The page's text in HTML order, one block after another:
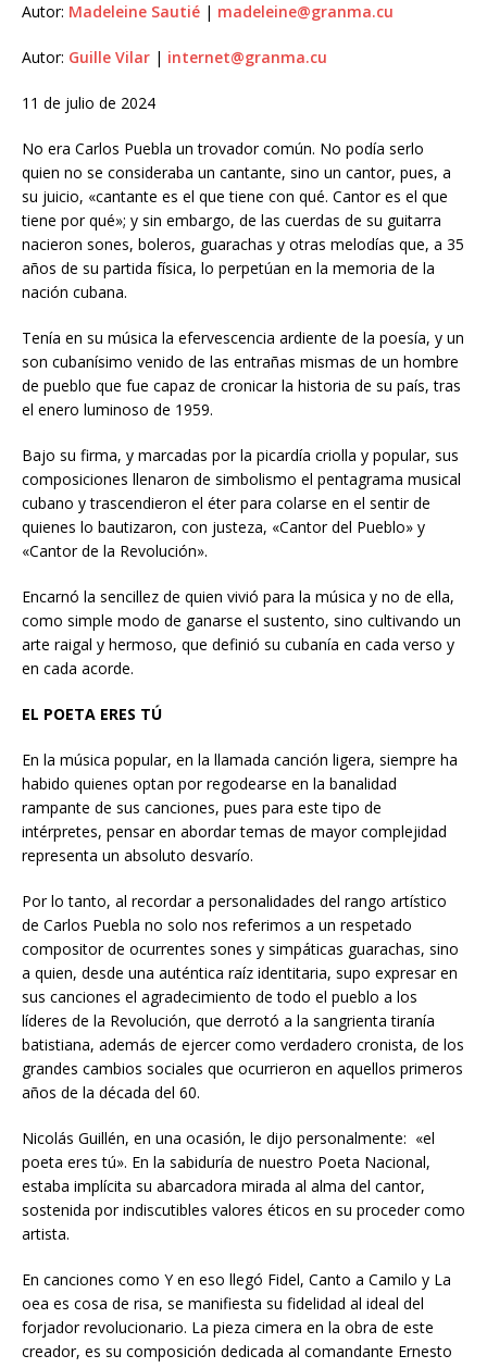
Autor: Madeleine Sautié | madeleine@granma.cu
Autor: Guille Vilar | internet@granma.cu
11 de julio de 2024
No era Carlos Puebla un trovador común. No podía serlo
quien no se consideraba un cantante, sino un cantor, pues, a
su juicio, «cantante es el que tiene con qué. Cantor es el que
tiene por qué»; y sin embargo, de las cuerdas de su guitarra
nacieron sones, boleros, guarachas y otras melodías que, a 35
años de su partida física, lo perpetúan en la memoria de la
nación cubana.
Tenía en su música la efervescencia ardiente de la poesía, y un
son cubanísimo venido de las entrañas mismas de un hombre
de pueblo que fue capaz de cronicar la historia de su país, tras
el enero luminoso de 1959.
Bajo su firma, y marcadas por la picardía criolla y popular, sus
composiciones llenaron de simbolismo el pentagrama musical
cubano y trascendieron el éter para colarse en el sentir de
quienes lo bautizaron, con justeza, «Cantor del Pueblo» y
«Cantor de la Revolución».
Encarnó la sencillez de quien vivió para la música y no de ella,
como simple modo de ganarse el sustento, sino cultivando un
arte raigal y hermoso, que definió su cubanía en cada verso y
en cada acorde.
EL POETA ERES TÚ
En la música popular, en la llamada canción ligera, siempre ha
habido quienes optan por regodearse en la banalidad
rampante de sus canciones, pues para este tipo de
intérpretes, pensar en abordar temas de mayor complejidad
representa un absoluto desvarío.
Por lo tanto, al recordar a personalidades del rango artístico
de Carlos Puebla no solo nos referimos a un respetado
compositor de ocurrentes sones y simpáticas guarachas, sino
a quien, desde una auténtica raíz identitaria, supo expresar en
sus canciones el agradecimiento de todo el pueblo a los
líderes de la Revolución, que derrotó a la sangrienta tiranía
batistiana, además de ejercer como verdadero cronista, de los
grandes cambios sociales que ocurrieron en aquellos primeros
años de la década del 60.
Nicolás Guillén, en una ocasión, le dijo personalmente: «el
poeta eres tú». En la sabiduría de nuestro Poeta Nacional,
estaba implícita su abarcadora mirada al alma del cantor,
sostenida por indiscutibles valores éticos en su proceder como
artista.
En canciones como Y en eso llegó Fidel, Canto a Camilo y La
oea es cosa de risa, se manifiesta su fidelidad al ideal del
forjador revolucionario. La pieza cimera en la obra de este
creador, es su composición dedicada al comandante Ernesto